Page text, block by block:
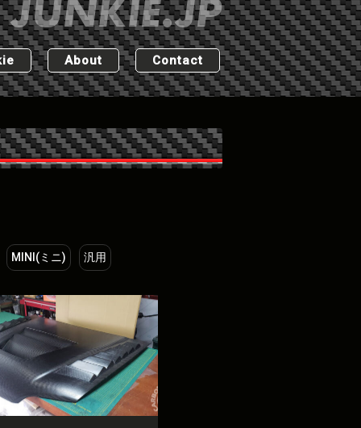
About Contact
MINI(ミニ) 汎用